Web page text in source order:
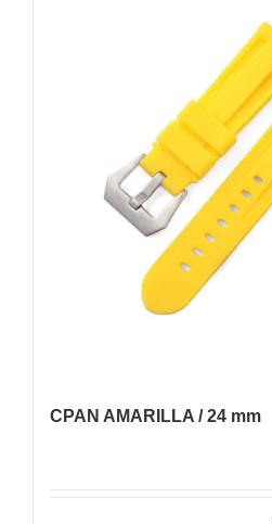
CPAN AMARILLA / 24 mm